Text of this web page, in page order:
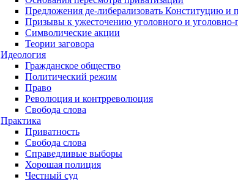
Предложения де-либерализовать Конституцию и
Призывы к ужесточению уголовного и уголовно-
Символические акции
Теории заговора
Идеология
Гражданское общество
Политический режим
Право
Революция и контрреволюция
Свобода слова
Практика
Приватность
Свобода слова
Справедливые выборы
Хорошая полиция
Честный суд